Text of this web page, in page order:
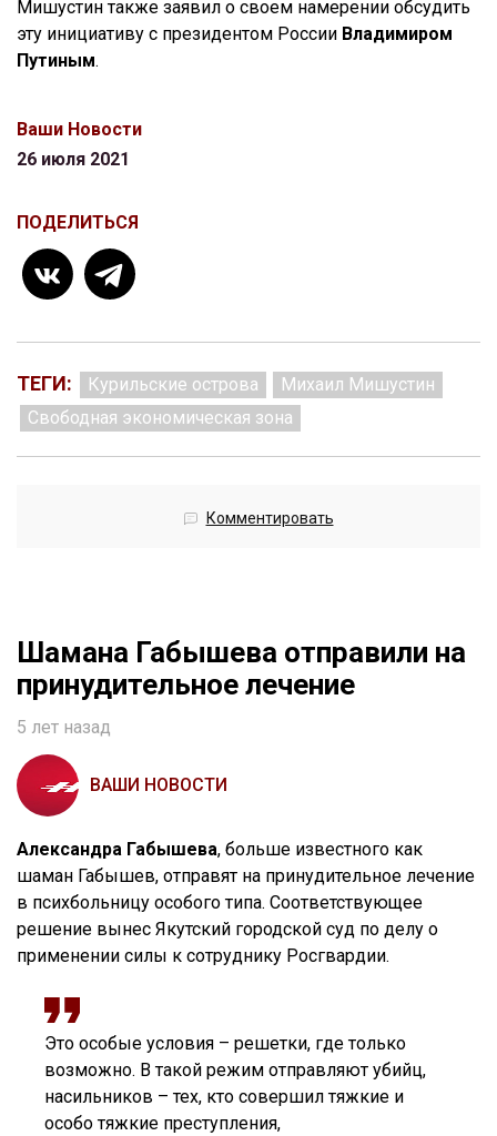
Мишустин также заявил о своем намерении обсудить
эту инициативу с президентом России Владимиром
Путиным.
Ваши Новости
26 июля 2021
ПОДЕЛИТЬСЯ
ТЕГИ: Курильские острова
Михаил Мишустин
Свободная экономическая зона
Комментировать
Шамана Габышева отправили на
принудительное лечение
5 лет назад
ВАШИ НОВОСТИ
Александра Габышева, больше известного как
шаман Габышев, отправят на принудительное лечение
в психбольницу особого типа. Соответствующее
решение вынес Якутский городской суд по делу о
применении силы к сотруднику Росгвардии.
Это особые условия – решетки, где только
возможно. В такой режим отправляют убийц,
насильников – тех, кто совершил тяжкие и
особо тяжкие преступления,